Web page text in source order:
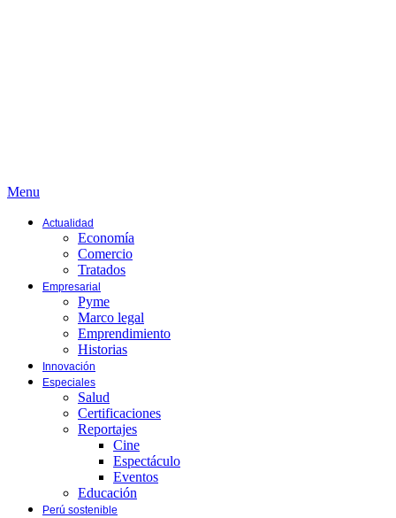
Menu
Actualidad
Economía
Comercio
Tratados
Empresarial
Pyme
Marco legal
Emprendimiento
Historias
Innovación
Especiales
Salud
Certificaciones
Reportajes
Cine
Espectáculo
Eventos
Educación
Perú sostenible